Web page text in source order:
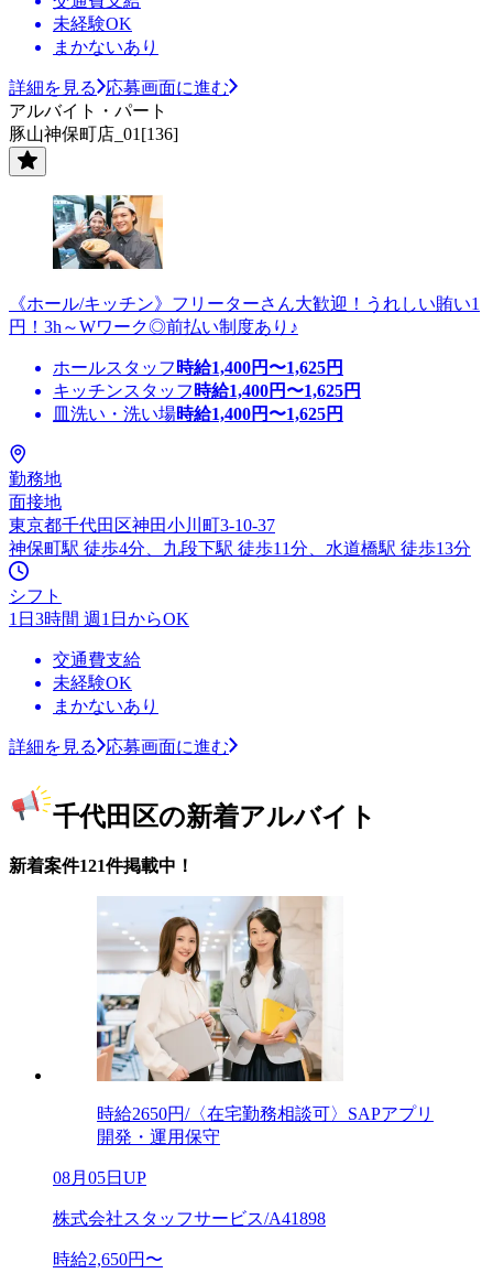
未経験OK
まかないあり
詳細を見る
応募画面に進む
アルバイト・パート
豚山神保町店_01[136]
《ホール/キッチン》フリーターさん大歓迎！うれしい賄い1
円！3h～Wワーク◎前払い制度あり♪
ホールスタッフ 時給1,400円〜1,625円
キッチンスタッフ 時給1,400円〜1,625円
皿洗い・洗い場時給1,400円〜1,625円
勤務地
面接地
東京都千代田区神田小川町3-10-37
神保町駅 徒歩4分、九段下駅 徒歩11分、水道橋駅 徒歩13分
シフト
1日3時間 週1日からOK
交通費支給
未経験OK
まかないあり
詳細を見る 応募画面に進む
千代田区の新着アルバイト
新着案件121件掲載中！
時給2650円/〈在宅勤務相談可〉SAPアプリ
開発・運用保守
08月05日UP
株式会社スタッフサービス/A41898
時給2,650円〜